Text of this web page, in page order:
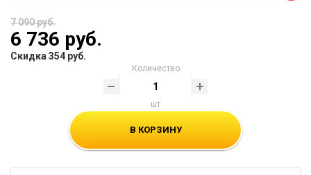
7 090 руб.
6 736 руб.
Скидка 354 руб.
Количество
шт
В КОРЗИНУ